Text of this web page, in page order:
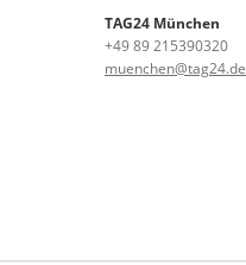
TAG24 München
+49 89 215390320
muenchen@tag24.de